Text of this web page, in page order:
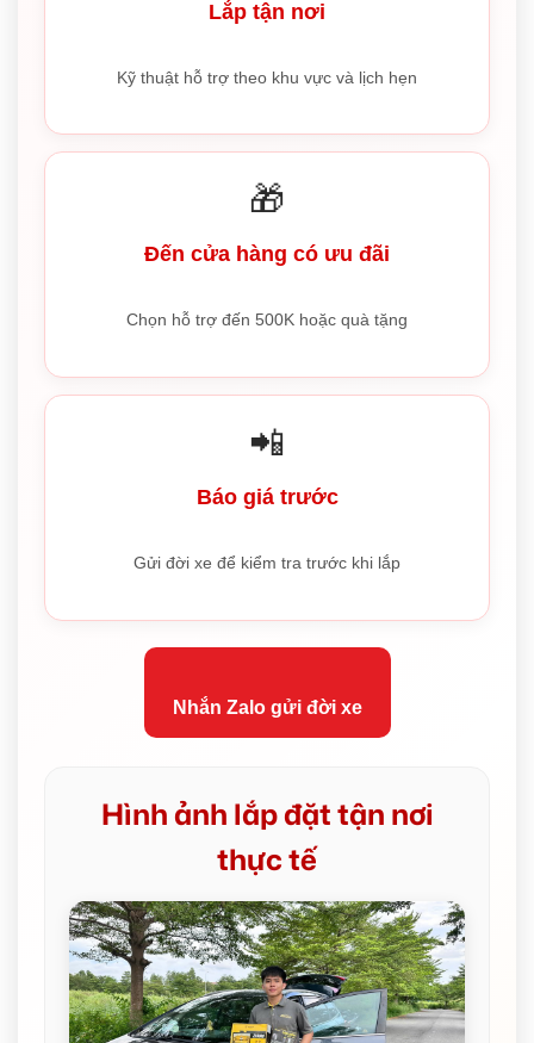
Lắp tận nơi
Kỹ thuật hỗ trợ theo khu vực và lịch hẹn
🎁
Đến cửa hàng có ưu đãi
Chọn hỗ trợ đến 500K hoặc quà tặng
📲
Báo giá trước
Gửi đời xe để kiểm tra trước khi lắp
Nhắn Zalo gửi đời xe
Hình ảnh lắp đặt tận nơi
thực tế